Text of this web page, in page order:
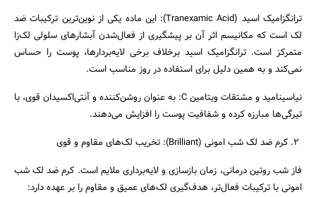
ترانگزامیک اسید (Tranexamic Acid): این ماده یکی از نوین‌ترین ترکیبات ضد
لک است که مکانیسم اثر آن بر پیشگیری از فعال‌شدن آبشارهای سلولی لک‌زا
متمرکز است. ترانگزامیک اسید برخلاف برخی لایه‌بردارها، پوست را حساس
نمی‌کند و به همین دلیل برای استفاده در روز مناسب است.
نیاسینامید و مشتقات ویتامین C: به عنوان روشن‌کننده و آنتی‌اکسیدان قوی، با
تیرگی‌ها مبارزه کرده و شفافیت پوست را افزایش می‌دهند.
فاز شب روتین درمانی، زمان بازسازی و لایه‌برداری ملایم است. کرم ضد لک شب
امونی با ترکیبات فعال‌تر، هدف‌گیری لک‌های عمیق و مقاوم را بر عهده دارد: